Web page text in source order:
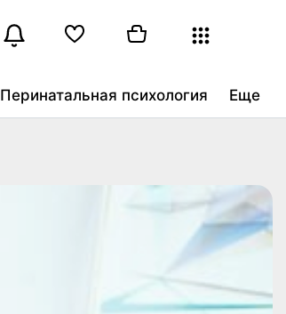
Перинатальная психология Еще